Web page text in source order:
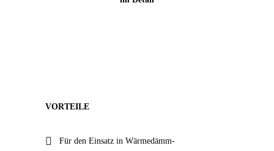
VORTEILE
Für den Einsatz in Wärmedämm-